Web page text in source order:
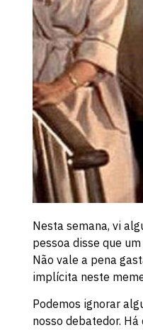
Nesta semana, vi
pessoa disse que
Não vale a pena
implícita neste
Podemos ignorar
nosso debatedor.